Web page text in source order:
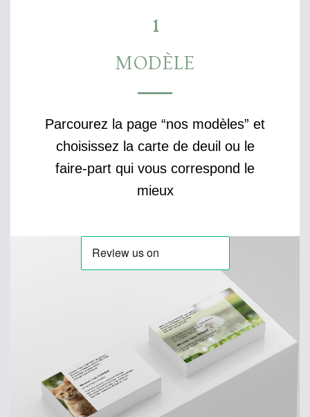
1
MODÈLE
Parcourez la page “nos modèles” et
choisissez la carte de deuil ou le
faire-part qui vous correspond le
mieux